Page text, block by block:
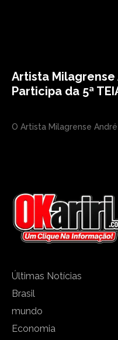
Artista Milagrense
Participa da 5ª
O Artista Milagrense
Últimas Notícias
Brasil
mundo
Economia